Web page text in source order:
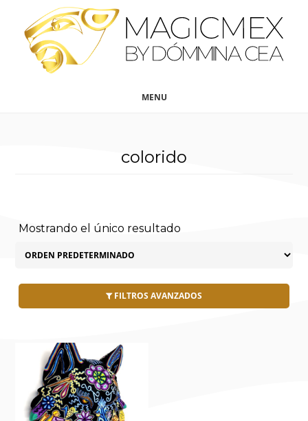
contenido
principal
MENU
colorido
Mostrando el único resultado
FILTROS AVANZADOS